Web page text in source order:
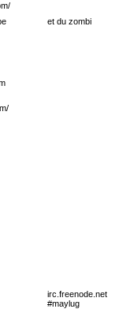
et du zombi
irc.freenode.net
#maylug